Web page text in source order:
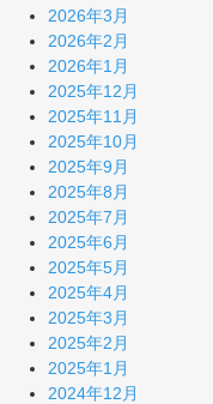
2026年3月
2026年2月
2026年1月
2025年12月
2025年11月
2025年10月
2025年9月
2025年8月
2025年7月
2025年6月
2025年5月
2025年4月
2025年3月
2025年2月
2025年1月
2024年12月